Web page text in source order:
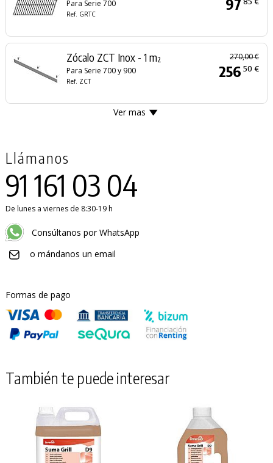
Para Serie 700
Ref. GRTC
97
Zócalo ZCT Inox - 1 m²
Para Serie 700 y 900
Ref. ZCT
270,00 €
256 50 €
Ver mas
Llámanos
91 161 03 04
De lunes a viernes de 8:30-19 h
Consúltanos por WhatsApp
o mándanos un email
Formas de pago
También te puede interesar